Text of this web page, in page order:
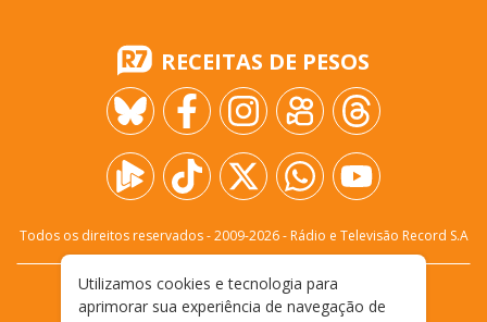
RECEITAS DE PESOS
Todos os direitos reservados - 2009-2026- Rádio e Televisão Record S.A
FALE CONOSCO
PRIVACIDADE
Utilizamos cookies e tecnologia para
aprimorar sua experiência de navegação de